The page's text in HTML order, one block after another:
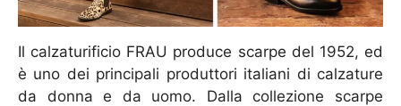
Il calzaturificio FRAU produce scarpe del 1952, ed
è uno dei principali produttori italiani di calzature
da donna e da uomo. Dalla collezione scarpe